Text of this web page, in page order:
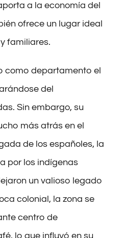
a la economía del
ofrece un lugar ideal
familiares.
como departamento el
del
Sin embargo, su
más atrás en el
de los españoles, la
por los indígenas
un valioso legado
colonial, la zona se
centro de
lo que influyó en su